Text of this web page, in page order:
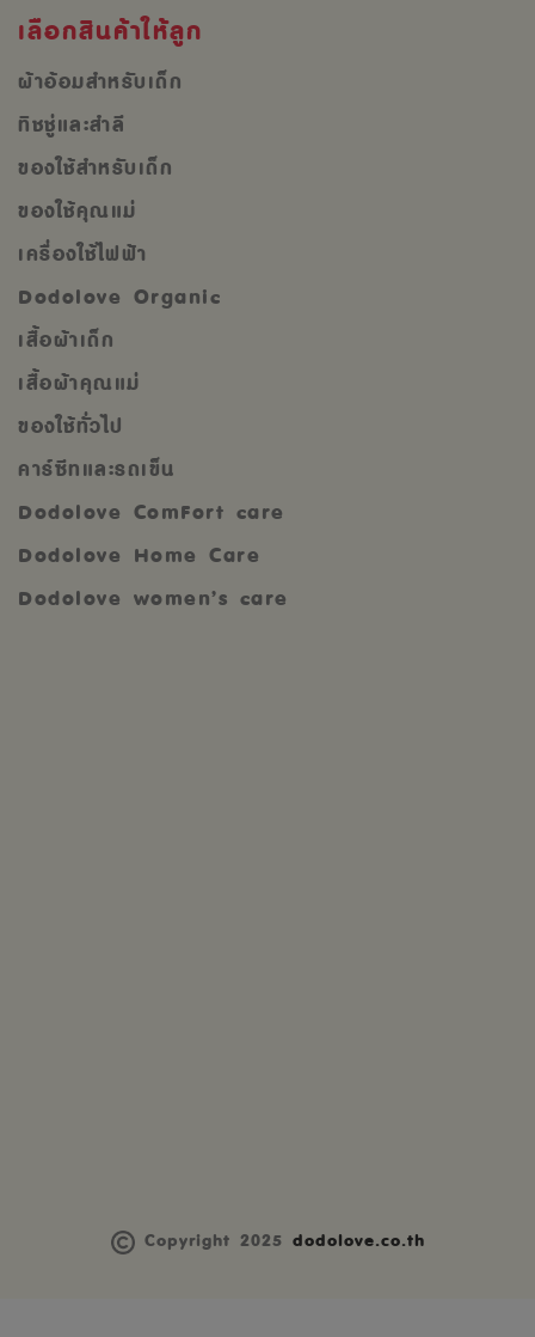
เลือกสินค้าให้ลูก
ผ้าอ้อมสำหรับเด็ก
ทิชชู่และสำลี
ของใช้สำหรับเด็ก
ของใช้คุณแม่
เครื่องใช้ไฟฟ้า
Dodolove Organic
เสื้อผ้าเด็ก
เสื้อผ้าคุณแม่
ของใช้ทั่วไป
คาร์ซีทและรถเข็น
Dodolove ComFort care
Dodolove Home Care
Dodolove women’s care
Copyright 2025 dodolove.co.th